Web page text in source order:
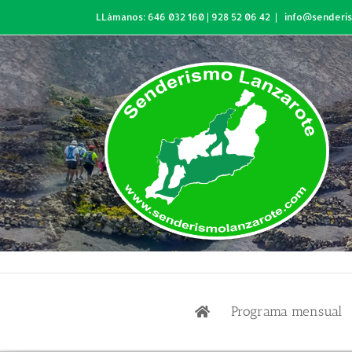
content
LLámanos: 646 032 160 | 928 52 06 42 |
Programa mensual